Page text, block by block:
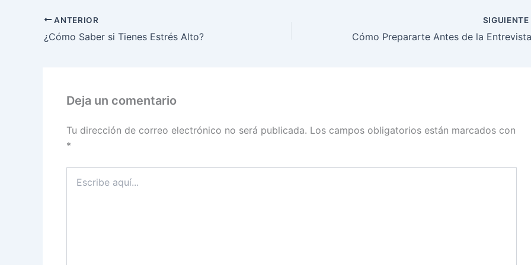
ANTERIOR
¿Cómo Saber si Tienes Estrés Alto?
SIGUIENTE
Deja un comentario
Tu dirección de correo electrónico no será publicada. Los campos obligatorios están marcados con
*
aquí...